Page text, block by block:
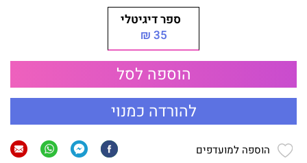
ספר דיגיטלי
35 ₪
הוספה לסל
להורדה כמנוי
הוספה למועדפים